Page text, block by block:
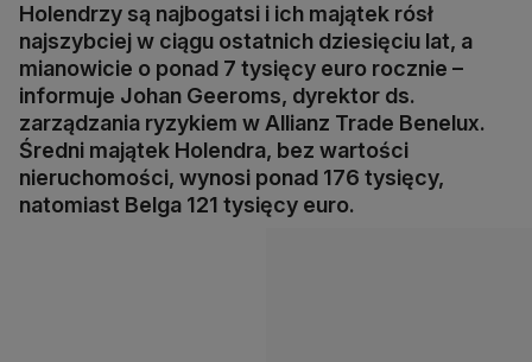
Holendrzy są najbogatsi i ich majątek rósł
najszybciej w ciągu ostatnich dziesięciu lat, a
mianowicie o ponad 7 tysięcy euro rocznie –
informuje Johan Geeroms, dyrektor ds.
zarządzania ryzykiem w Allianz Trade Benelux.
Średni majątek Holendra, bez wartości
nieruchomości, wynosi ponad 176 tysięcy,
natomiast Belga 121 tysięcy euro.